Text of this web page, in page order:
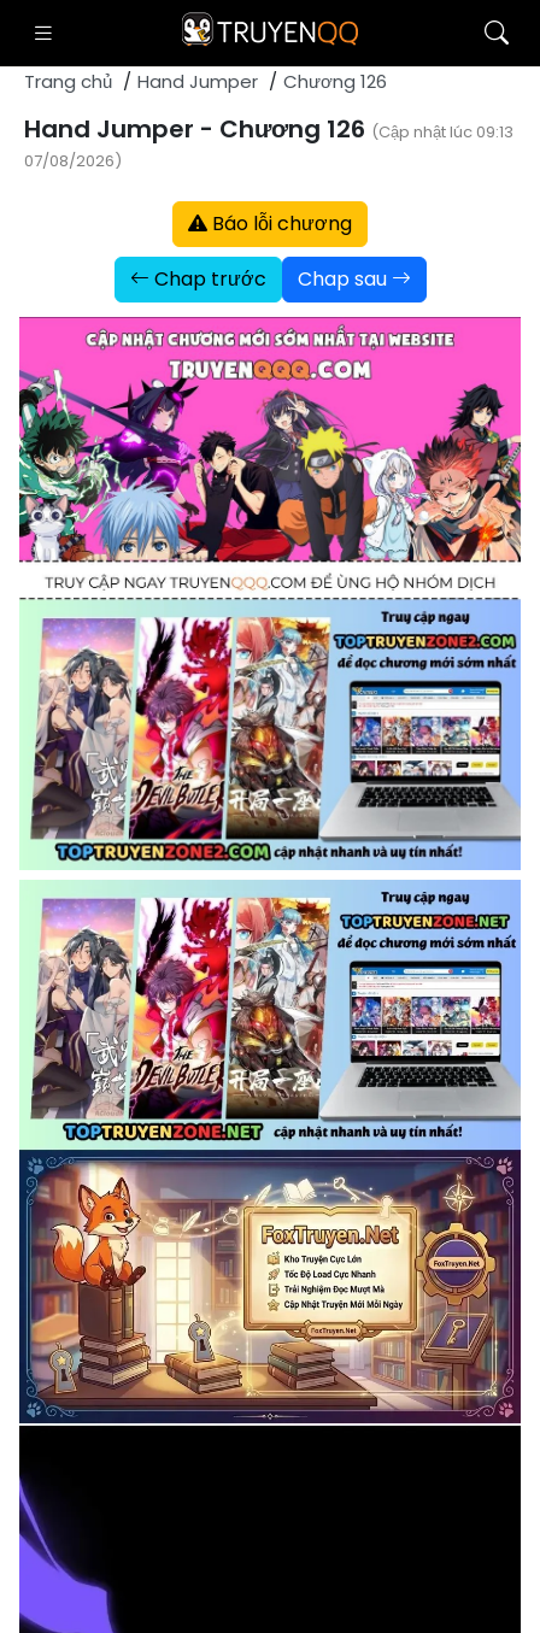
Trang chủ Hand Jumper Chương 126
Hand Jumper - Chương 126 (Cập nhật lúc 09:13
07/08/2026)
Báo lỗi chương
Chap trước
Chap sau